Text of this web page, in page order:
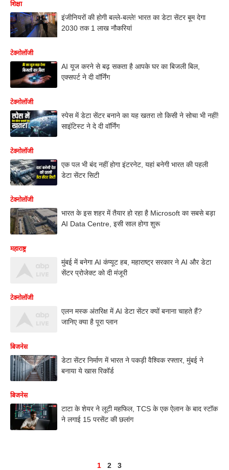
शिक्षा
इंजीनियरों की होगी बल्ले-बल्ले! भारत का डेटा सेंटर बूम देगा
2030 तक 1 लाख नौकरियां
टेक्नोलॉजी
AI यूज करने से बढ़ सकता है आपके घर का बिजली बिल,
एक्सपर्ट ने दी वॉर्निंग
टेक्नोलॉजी
स्पेस में डेटा सेंटर बनाने का यह खतरा तो किसी ने सोचा भी नहीं!
साइंटिस्ट ने दे दी वॉर्निंग
टेक्नोलॉजी
एक पल भी बंद नहीं होगा इंटरनेट, यहां बनेगी भारत की पहली
डेटा सेंटर सिटी
टेक्नोलॉजी
भारत के इस शहर में तैयार हो रहा है Microsoft का सबसे बड़ा
AI Data Centre, इसी साल होगा शुरू
महाराष्ट्र
मुंबई में बनेगा AI कंप्यूट हब, महाराष्ट्र सरकार ने AI और डेटा
सेंटर प्रोजेक्ट को दी मंजूरी
टेक्नोलॉजी
एलन मस्क अंतरिक्ष में AI डेटा सेंटर क्यों बनाना चाहते हैं?
जानिए क्या है पूरा प्लान
बिजनेस
डेटा सेंटर निर्माण में भारत ने पकड़ी वैश्विक रफ्तार, मुंबई ने
बनाया ये खास रिकॉर्ड
बिजनेस
टाटा के शेयर ने लूटी महफिल, TCS के एक ऐलान के बाद स्टॉक
ने लगाई 15 परसेंट की छलांग
1 2 3